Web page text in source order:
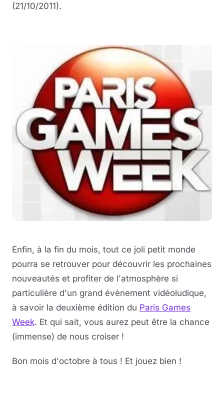
(21/10/2011).
Enfin, à la fin du mois, tout ce joli petit monde
pourra se retrouver pour découvrir les prochaines
nouveautés et profiter de l'atmosphère si
particulière d'un grand évènement vidéoludique,
à savoir la deuxième édition du Paris Games
Week. Et qui sait, vous aurez peut être la chance
(immense) de nous croiser !
Bon mois d'octobre à tous ! Et jouez bien !